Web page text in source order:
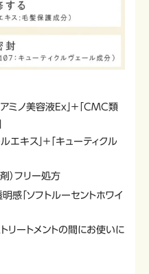
ミノ美容液Ex」＋「CMC類
キス」＋「キューティクル
）フリー処方
感「ソフトルーセントホワイ
リートメントの間にお使いに